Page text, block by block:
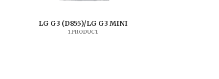
LG G3 (D855)/LG G3 MINI
1 PRODUCT